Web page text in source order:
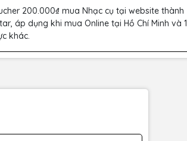
200.000₫ mua Nhạc cụ tại website thành
áp dụng khi mua Online tại Hồ Chí Minh và 1
khác.